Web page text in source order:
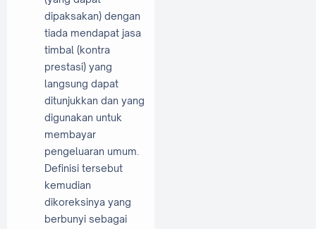
dipaksakan) dengan
tiada mendapat jasa
timbal (kontra
prestasi) yang
langsung dapat
ditunjukkan dan yang
digunakan untuk
membayar
pengeluaran umum.
Definisi tersebut
kemudian
dikoreksinya yang
berbunyi sebagai